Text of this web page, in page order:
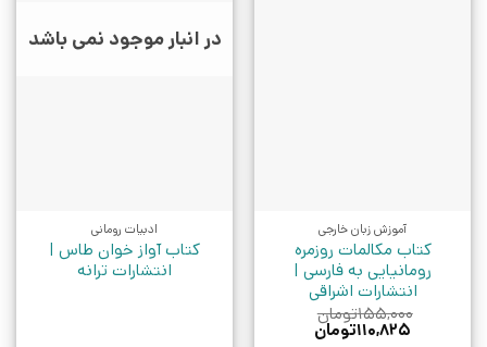
آموزش زبان خارجی
کتاب مکالمات روزمره
رومانیایی به فارسی |
انتشارات اشراقی
۱۵۵,۰۰۰تومان
قیمت
۱۱۰,۸۲۵تومان
در انبار موجود نمی باشد
ادبیات رومانی
کتاب آواز خوان طاس |
انتشارات ترانه